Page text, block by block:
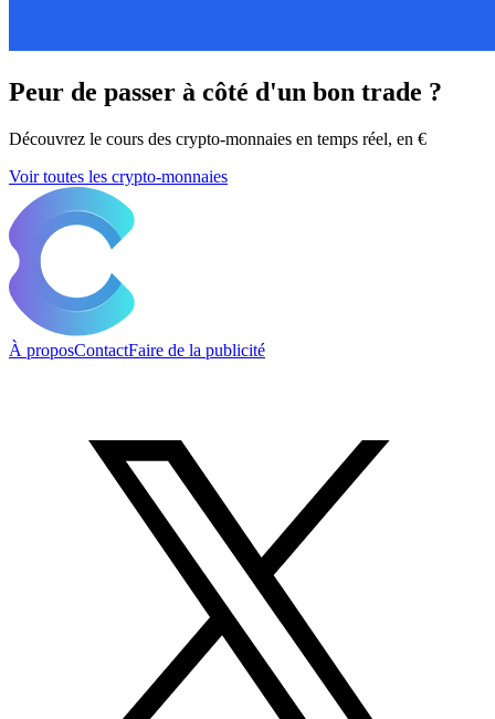
Peur de passer à côté d'un bon trade ?
Découvrez le cours des crypto-monnaies en temps réel, en €
Voir toutes les crypto-monnaies
À proposContactFaire de la publicité